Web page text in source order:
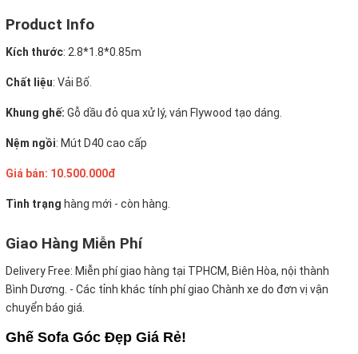
Product Info
Kích thước: 2.8*1.8*0.85m
Chất liệu: Vải Bố.
Khung ghế: Gỗ dầu đỏ qua xử lý, ván Flywood tạo dáng.
Nệm ngồi: Mút D40 cao cấp
Giá bán: 10.500.000đ
Tình trạng hàng mới - còn hàng.
Giao Hàng Miễn Phí
Delivery Free: Miễn phí giao hàng tại TPHCM, Biên Hòa, nội thành
Bình Dương. - Các tỉnh khác tính phí giao Chành xe do đơn vị vận
chuyển báo giá.
Ghế Sofa Góc Đẹp Giá Rẻ!